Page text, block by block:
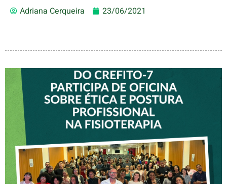
Adriana Cerqueira 23/06/2021
VICE-PRESIDENTE DO
CREFITO-7 PARTICIPA DE
OFICINA SOBRE ÉTICA E
POSTURA PROFISSIONAL
NA FISIOTERAPIA